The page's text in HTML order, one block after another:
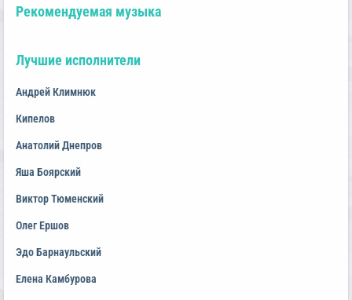
Рекомендуемая музыка
Лучшие исполнители
Андрей Климнюк
Кипелов
Анатолий Днепров
Яша Боярский
Виктор Тюменский
Олег Ершов
Эдо Барнаульский
Елена Камбурова